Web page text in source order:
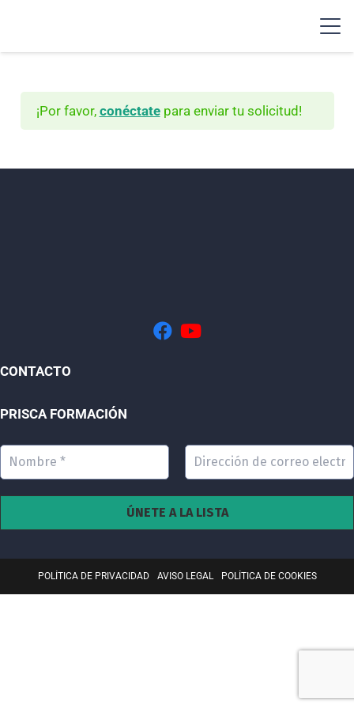
¡Por favor, conéctatepara enviar tu solicitud!
CONTACTO
PRISCA FORMACIÓN
POLÍTICA DE PRIVACIDAD AVISO LEGAL POLÍTICA DE COOKIES